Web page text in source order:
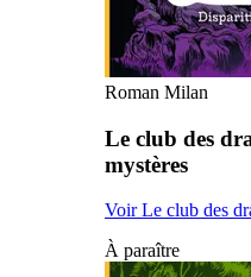
Roman Milan
Le club des
mystères
Voir Le club des
À paraître